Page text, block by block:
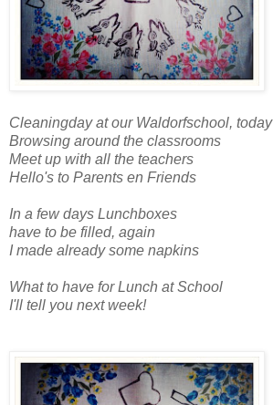
Cleaningday at our Waldorfschool, today
Browsing around the classrooms
Meet up with all the teachers
Hello's to Parents en Friends
In a few days Lunchboxes
have to be filled, again
I made already some napkins
What to have for Lunch at School
I'll tell you next week!